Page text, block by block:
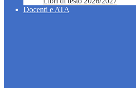
Docenti e ATA